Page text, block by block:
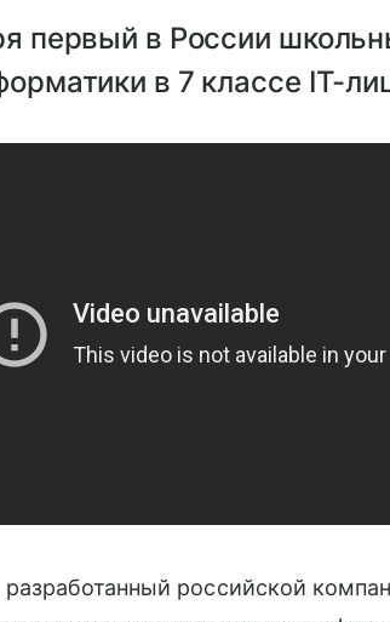
первый в России
в 7 классе IТ-
разработанный российской